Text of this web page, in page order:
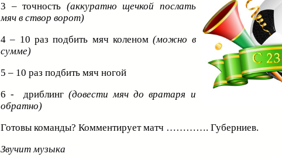
3 – точность (аккуратно щечкой послать
мяч в створ ворот)
4 – 10 раз подбить мяч коленом(можно в
сумме)
5 – 10 раз подбить мяч ногой
6 - дриблинг(довести мяч до вратаря и
обратно)
Готовы команды? Комментирует матч …………. Губерниев.
Звучит музыка